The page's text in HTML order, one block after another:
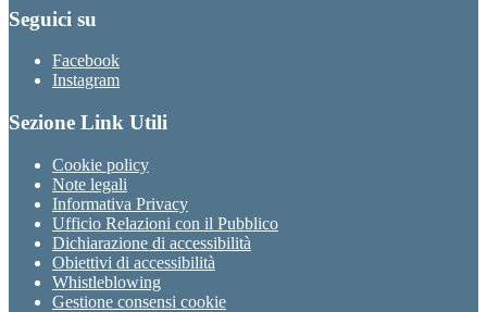
Seguici su
Facebook
Instagram
Sezione Link Utili
Cookie policy
Note legali
Informativa Privacy
Ufficio Relazioni con il Pubblico
Dichiarazione di accessibilità
Obiettivi di accessibilità
Whistleblowing
Gestione consensi cookie